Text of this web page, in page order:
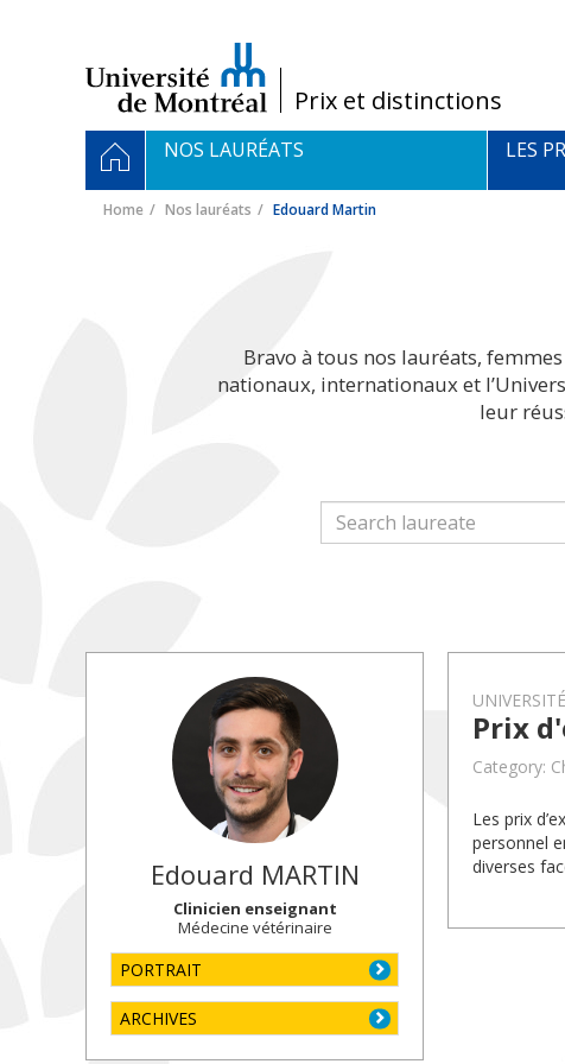
/Prix et distinctions
Navigation
principale
HOMENOS LAURÉATS LES
Home Nos lauréats Edouard Martin
Bravo à tous nos lauréats,
nationaux, internationaux et
leur
Edouard MARTIN
Clinicien enseignant
Médecine vétérinaire
PORTRAIT
ARCHIVES
Prix
Category:
Les prix
personnel
diverses